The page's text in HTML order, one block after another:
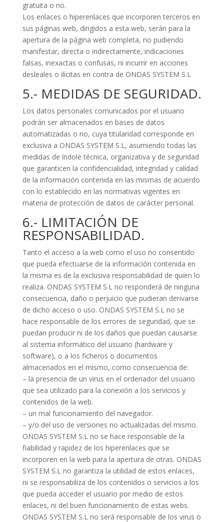
gratuita o no.
Los enlaces o hiperenlaces que incorporen terceros en
sus páginas web, dirigidos a esta web, serán para la
apertura de la página web completa, no pudiendo
manifestar, directa o indirectamente, indicaciones
falsas, inexactas o confusas, ni incurrir en acciones
desleales o ilícitas en contra de ONDAS SYSTEM S.L
5.- MEDIDAS DE SEGURIDAD.
Los datos personales comunicados por el usuario
podrán ser almacenados en bases de datos
automatizadas o no, cuya titularidad corresponde en
exclusiva a ONDAS SYSTEM S.L, asumiendo todas las
medidas de índole técnica, organizativa y de seguridad
que garanticen la confidencialidad, integridad y calidad
de la información contenida en las mismas de acuerdo
con lo establecido en las normativas vigentes en
materia de protección de datos de carácter personal.
6.- LIMITACIÓN DE
RESPONSABILIDAD.
Tanto el acceso a la web como el uso no consentido
que pueda efectuarse de la información contenida en
la misma es de la exclusiva responsabilidad de quien lo
realiza. ONDAS SYSTEM S.L no responderá de ninguna
consecuencia, daño o perjuicio que pudieran derivarse
de dicho acceso o uso. ONDAS SYSTEM S.L no se
hace responsable de los errores de seguridad, que se
puedan producir ni de los daños que puedan causarse
al sistema informático del usuario (hardware y
software), o a los ficheros o documentos
almacenados en el mismo, como consecuencia de:
– la presencia de un virus en el ordenador del usuario
que sea utilizado para la conexión a los servicios y
contenidos de la web.
– un mal funcionamiento del navegador.
– y/o del uso de versiones no actualizadas del mismo.
ONDAS SYSTEM S.L no se hace responsable de la
fiabilidad y rapidez de los hiperenlaces que se
incorporen en la web para la apertura de otras. ONDAS
SYSTEM S.L no garantiza la utilidad de estos enlaces,
ni se responsabiliza de los contenidos o servicios a los
que pueda acceder el usuario por medio de estos
enlaces, ni del buen funcionamiento de estas webs.
ONDAS SYSTEM S.L no será responsable de los virus o